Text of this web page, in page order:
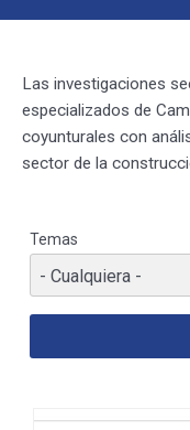
Las investigaciones
especializados de
coyunturales con
sector de la
Temas